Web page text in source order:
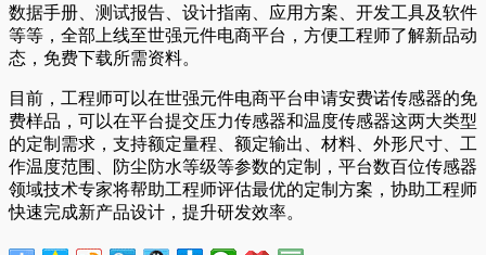
数据手册、测试报告、设计指南、应用方案、开发工具及软件
等等，全部上线至世强元件电商平台，方便工程师了解新品动
态，免费下载所需资料。
目前，工程师可以在世强元件电商平台申请安费诺传感器的免
费样品，可以在平台提交压力传感器和温度传感器这两大类型
的定制需求，支持额定量程、额定输出、材料、外形尺寸、工
作温度范围、防尘防水等级等参数的定制，平台数百位传感器
领域技术专家将帮助工程师评估最优的定制方案，协助工程师
快速完成新产品设计，提升研发效率。